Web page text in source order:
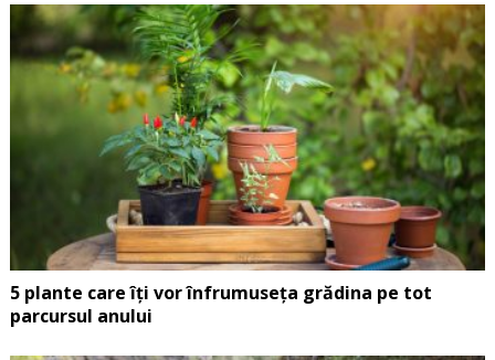
5 plante care îți vor înfrumuseța grădina pe tot
parcursul anului